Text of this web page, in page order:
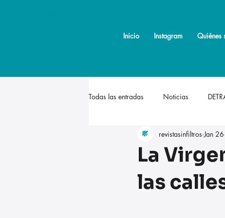
Inicio Instagram Quiénes
Inicio Instagram Quiénes
Todas las entradas Noticias
La
las
revistasinfiltros Jan 26